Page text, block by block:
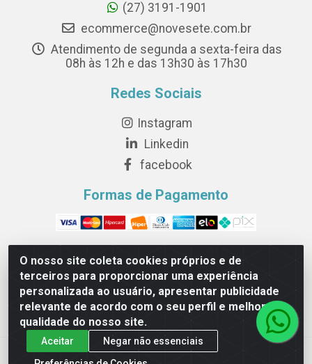
O nosso site coleta cookies próprios e de
terceiros para proporcionar uma experiência
personalizada ao usuário, apresentar publicidade
relevante de acordo com o seu perfil e melhorar a
qualidade do nosso site.
Aceitar
Negar não essenciais
(27) 3191-1901
ecommerce@novesete.com.br
Atendimento de segunda a sexta-feira das
08h às 12h e das 13h30 às 17h30
Redes Sociais
Instagram
Linkedin
facebook
Formas de Pagamento
Novesete Distribuidora LTDA - Avenida Setecentos, S/N,
Terminal Intermodal da Serra, Serra/ES - CEP 29161-
414 - CNPJ 29.479.604/0001-44